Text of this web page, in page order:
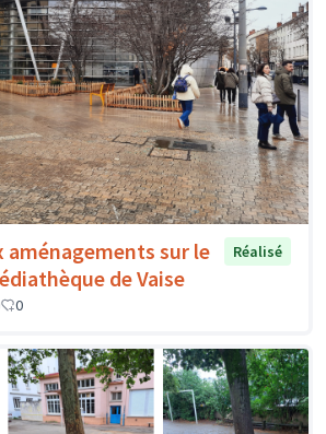
aménagements sur le
de Vaise
Réalisé
0